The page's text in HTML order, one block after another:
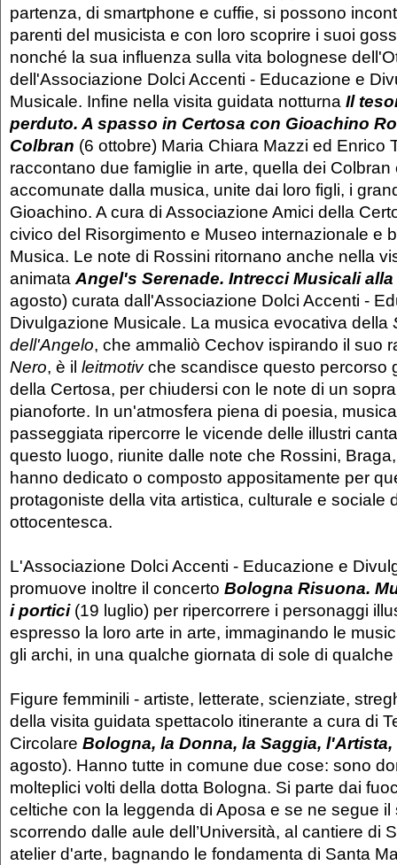
partenza, di smartphone e cuffie, si possono
parenti del musicista e con loro scoprire i suoi
nonché la sua influenza sulla vita bolognese
dell'Associazione Dolci Accenti - Educazione e
Musicale. Infine nella visita guidata notturna Il
perduto. A spasso in Certosa con Gioachino
Colbran (6 ottobre) Maria Chiara Mazzi ed Enrico
raccontano due famiglie in arte, quella dei Colbran
accomunate dalla musica, unite dai loro figli, i
Gioachino. A cura di Associazione Amici della
civico del Risorgimento e Museo internazionale e
Musica. Le note di Rossini ritornano anche nella
animata Angel's Serenade. Intrecci Musicali
agosto) curata dall'Associazione Dolci Accenti -
Divulgazione Musicale. La musica evocativa della
dell'Angelo, che ammaliò Cechov ispirando il suo
Nero, è il leitmotivche scandisce questo percorso
della Certosa, per chiudersi con le note di un
pianoforte. In un'atmosfera piena di poesia,
passeggiata ripercorre le vicende delle illustri
questo luogo, riunite dalle note che Rossini,
hanno dedicato o composto appositamente per
protagoniste della vita artistica, culturale e sociale
ottocentesca.
L'Associazione Dolci Accenti - Educazione e
promuove inoltre il concerto Bologna Risuona.
i portici (19 luglio) per ripercorrere i personaggi
espresso la loro arte in arte, immaginando le
gli archi, in una qualche giornata di sole di
Figure femminili - artiste, letterate, scienziate,
della visita guidata spettacolo itinerante a cura di
Circolare Bologna, la Donna, la Saggia, l'Artista,
agosto). Hanno tutte in comune due cose: sono
molteplici volti della dotta Bologna. Si parte dai
celtiche con la leggenda di Aposa e se ne segue
scorrendo dalle aule dell’Università, al cantiere di
atelier d'arte, bagnando le fondamenta di Santa